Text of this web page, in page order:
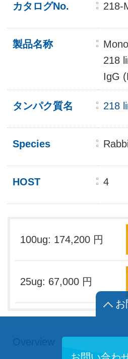
カタログNo. 218-
製品名称
218
IgG
タンパク質名 218
Species
HOST 4
100ug: 174,200 円
25ug: 67,000 円